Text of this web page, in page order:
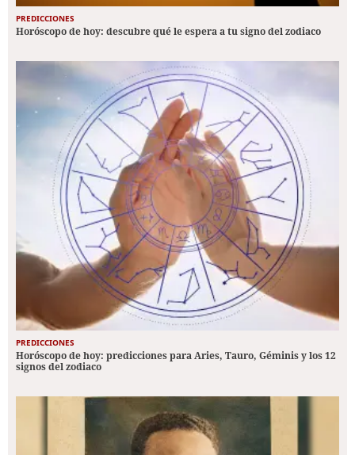
PREDICCIONES
Horóscopo de hoy: descubre qué le espera a tu signo del zodiaco
PREDICCIONES
Horóscopo de hoy: predicciones para Aries, Tauro, Géminis y los 12
signos del zodiaco